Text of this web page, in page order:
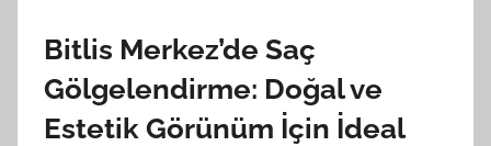
Bitlis Merkez’de Saç
Gölgelendirme: Doğal ve
Estetik Görünüm İçin İdeal